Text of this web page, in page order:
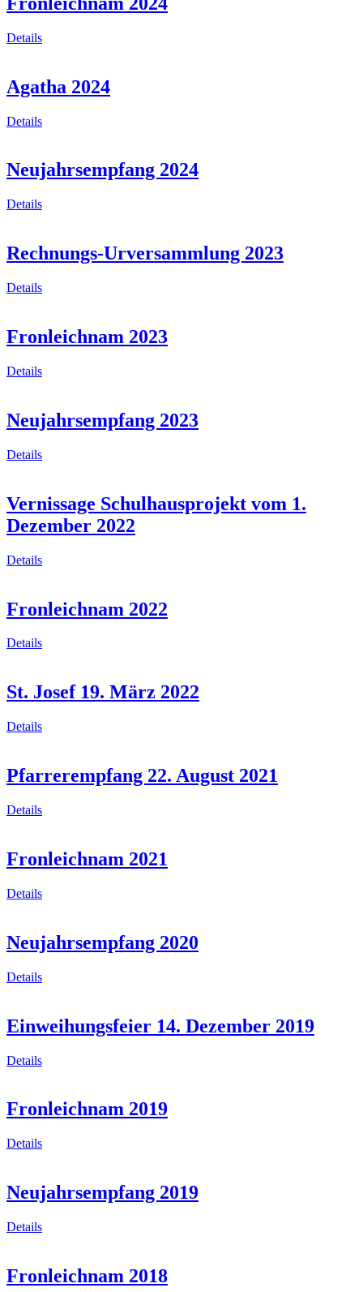
Details
Agatha 2024
Details
Neujahrsempfang 2024
Details
Rechnungs-Urversammlung 2023
Details
Fronleichnam 2023
Details
Neujahrsempfang 2023
Details
Vernissage Schulhausprojekt vom 1.
Dezember 2022
Details
Fronleichnam 2022
Details
St. Josef 19. März 2022
Details
Pfarrerempfang 22. August 2021
Details
Fronleichnam 2021
Details
Neujahrsempfang 2020
Details
Einweihungsfeier 14. Dezember 2019
Details
Fronleichnam 2019
Details
Neujahrsempfang 2019
Details
Fronleichnam 2018